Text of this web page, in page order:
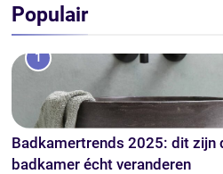
Populair
1
Badkamertrends 2025: dit zijn
badkamer écht veranderen